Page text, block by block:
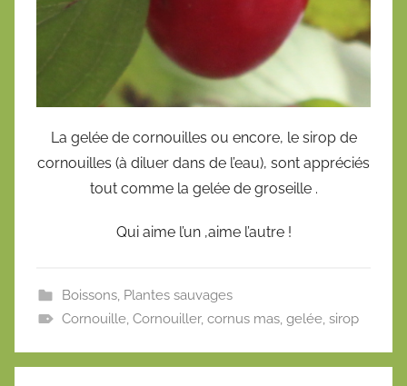
La gelée de cornouilles ou encore, le sirop de
cornouilles (à diluer dans de l’eau), sont appréciés
tout comme la gelée de groseille .
Qui aime l’un ,aime l’autre !
Boissons, Plantes sauvages
Cornouille, Cornouiller, cornus mas, gelée, sirop